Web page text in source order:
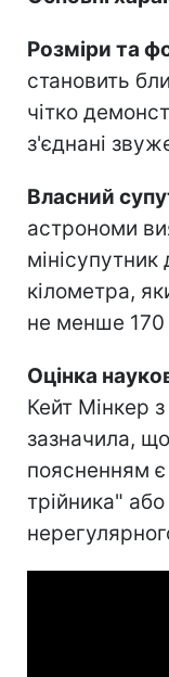
Розміри та
становить
чітко
з'єднані
Власний
астрономи
кілометра,
не менше 170
Оцінка
Кейт Мінкер
зазначила,
поясненням
трійника"